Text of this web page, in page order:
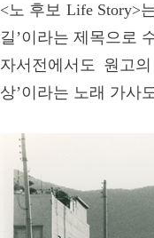
<노 후보 Life Story>
길’이라는 제목으로
자서전에서도 원고
상’이라는 노래 가사